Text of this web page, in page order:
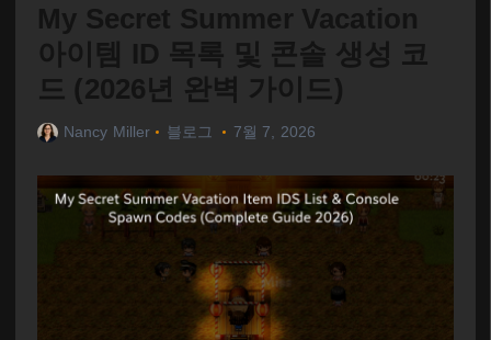
My Secret Summer Vacation
아이템 ID 목록 및 콘솔 생성 코
드 (2026년 완벽 가이드)
Nancy Miller 블로그 7월 7, 2026